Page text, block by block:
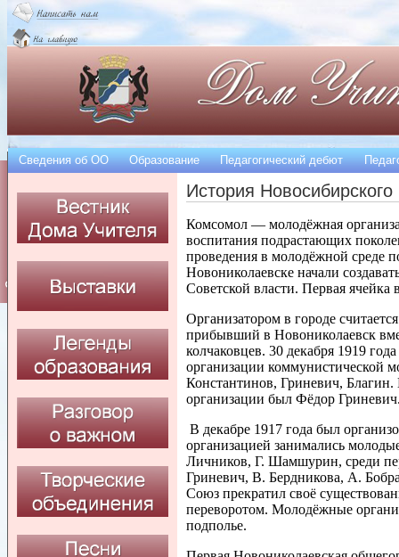
История
Комсомол — молодёжная
воспитания подрастающих
проведения в молодёжной среде
Новониколаевске начали
Советской власти. Первая
Организатором в городе
прибывший в Новониколаевск
колчаковцев. 30 декабря 1919
организации коммунистической
Константинов, Гриневич,
организации был Фёдор
В декабре 1917 года был
организацией занимались
Личников, Г. Шамшурин, среди
Гриневич, В. Бердникова, А.
Союз прекратил своё
переворотом. Молодёжные
подполье.
Сведения об OO Образование Педагогический дебют